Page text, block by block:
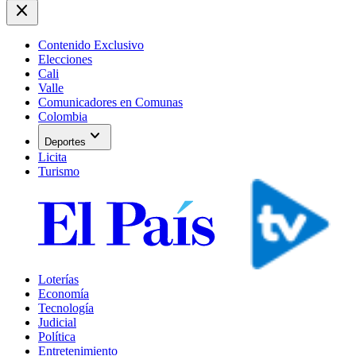
close
Contenido Exclusivo
Elecciones
Cali
Valle
Comunicadores en Comunas
Colombia
Deportes expand_more
Licita
Turismo
Loterías
Economía
Tecnología
Judicial
Política
Entretenimiento